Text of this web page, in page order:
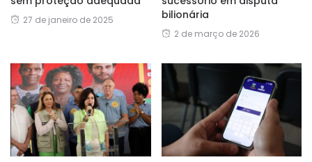
27 de janeiro de 2025
bilionária
2 de março de 2026